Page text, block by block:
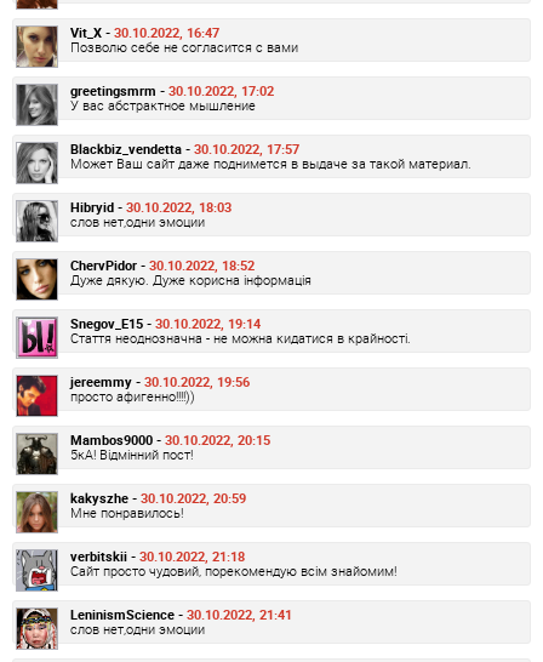
Vit_X - 30.10.2022, 16:47
Позволю себе не согласится с вами
greetingsmrm - 30.10.2022, 17:02
У вас абстрактное мышление
Blackbiz_vendetta - 30.10.2022, 17:57
Может Ваш сайт даже поднимется в выдаче за такой материал.
Hibryid - 30.10.2022, 18:03
слов нет,одни эмоции
ChervPidor - 30.10.2022, 18:52
Дуже дякую. Дуже корисна інформація
Snegov_E15 - 30.10.2022, 19:14
Стаття неоднозначна - не можна кидатися в крайності.
jereemmy - 30.10.2022, 19:56
просто афигенно!!!!))
Mambos9000 - 30.10.2022, 20:15
5кА! Відмінний пост!
kakyszhe - 30.10.2022, 20:59
Мне понравилось!
verbitskii - 30.10.2022, 21:18
Сайт просто чудовий, порекомендую всім знайомим!
LeninismScience - 30.10.2022, 21:41
слов нет,одни эмоции